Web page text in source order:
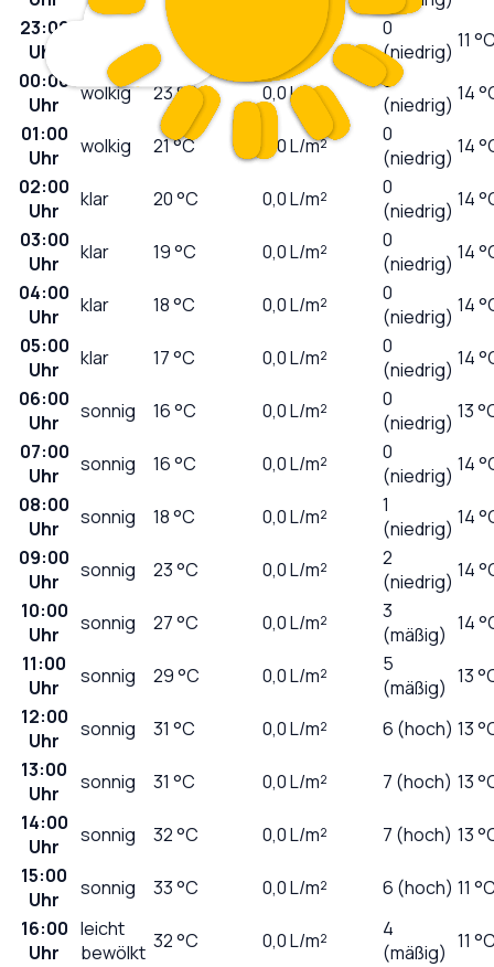
23:00
Uhr
stark
bewölkt 25°C L/m²
0
(niedrig) 11
00:00
Uhr
wolkig 23°C 0,0L/m²
0
(niedrig) 14
01:00
Uhr
wolkig 21°C 0,0L/m²
0
(niedrig) 14
02:00
Uhr
klar 20°C 0,0L/m²
0
(niedrig) 14
03:00
Uhr
klar 19°C 0,0L/m²
0
(niedrig) 14
04:00
Uhr
klar 18°C 0,0L/m²
0
(niedrig) 14
05:00
Uhr
klar 17°C 0,0L/m²
0
(niedrig) 14
06:00
Uhr
sonnig 16°C 0,0L/m²
0
(niedrig) 13
07:00
Uhr
sonnig 16°C 0,0L/m²
0
(niedrig) 14
08:00
Uhr
sonnig 18°C 0,0L/m²
1
(niedrig) 14
09:00
Uhr
sonnig 23°C 0,0L/m²
2
(niedrig) 14
10:00
Uhr
sonnig 27°C 0,0L/m²
3
(mäßig) 14
11:00
Uhr
sonnig 29°C 0,0L/m²
5
(mäßig) 13
12:00
Uhr
sonnig 31 °C 0,0L/m² 6 (hoch) 13
13:00
Uhr
sonnig 31 °C 0,0L/m² 7 (hoch) 13
14:00
Uhr
sonnig 32°C 0,0L/m² 7 (hoch) 13
15:00
Uhr
sonnig 33°C 0,0L/m² 6 (hoch) 11
16:00
Uhr
leicht
bewölkt 32°C 0,0L/m²
4
(mäßig) 11